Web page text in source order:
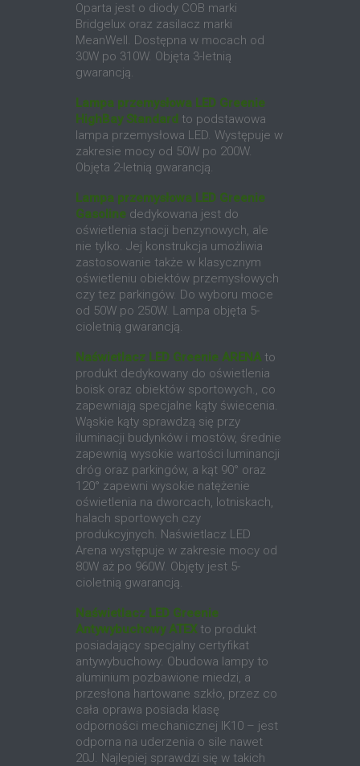
Oparta jest o diody COB marki
Bridgelux oraz zasilacz marki
MeanWell. Dostępna w mocach od
30W po 310W. Objęta 3-letnią
gwarancją.
Lampa przemysłowa LED Greenie
HighBay Standard to podstawowa
lampa przemysłowa LED. Występuje w
zakresie mocy od 50W po 200W.
Objęta 2-letnią gwarancją.
Lampa przemysłowa LED Greenie
Gasoline dedykowana jest do
oświetlenia stacji benzynowych, ale
nie tylko. Jej konstrukcja umożliwia
zastosowanie także w klasycznym
oświetleniu obiektów przemysłowych
czy tez parkingów. Do wyboru moce
od 50W po 250W. Lampa objęta 5-
cioletnią gwarancją.
Naświetlacz LED Greenie ARENAto
produkt dedykowany do oświetlenia
boisk oraz obiektów sportowych., co
zapewniają specjalne kąty świecenia.
Wąskie kąty sprawdzą się przy
iluminacji budynków i mostów, średnie
zapewnią wysokie wartości luminancji
dróg oraz parkingów, a kąt 90° oraz
120° zapewni wysokie natężenie
oświetlenia na dworcach, lotniskach,
halach sportowych czy
produkcyjnych. Naświetlacz LED
Arena występuje w zakresie mocy od
80W aż po 960W. Objęty jest 5-
cioletnią gwarancją.
Naświetlacz LED Greenie
Antywybuchowy ATEXto produkt
posiadający specjalny certyfikat
antywybuchowy. Obudowa lampy to
aluminium pozbawione miedzi, a
przesłona hartowane szkło, przez co
cała oprawa posiada klasę
odporności mechanicznej IK10 – jest
odporna na uderzenia o sile nawet
20J. Najlepiej sprawdzi się w takich